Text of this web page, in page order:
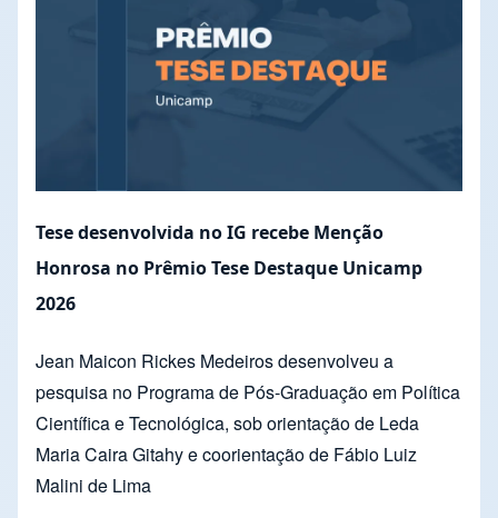
Tese desenvolvida no IG recebe Menção
Honrosa no Prêmio Tese Destaque Unicamp
2026
Jean Maicon Rickes Medeiros desenvolveu a
pesquisa no Programa de Pós-Graduação em Política
Científica e Tecnológica, sob orientação de Leda
Maria Caira Gitahy e coorientação de Fábio Luiz
Malini de Lima